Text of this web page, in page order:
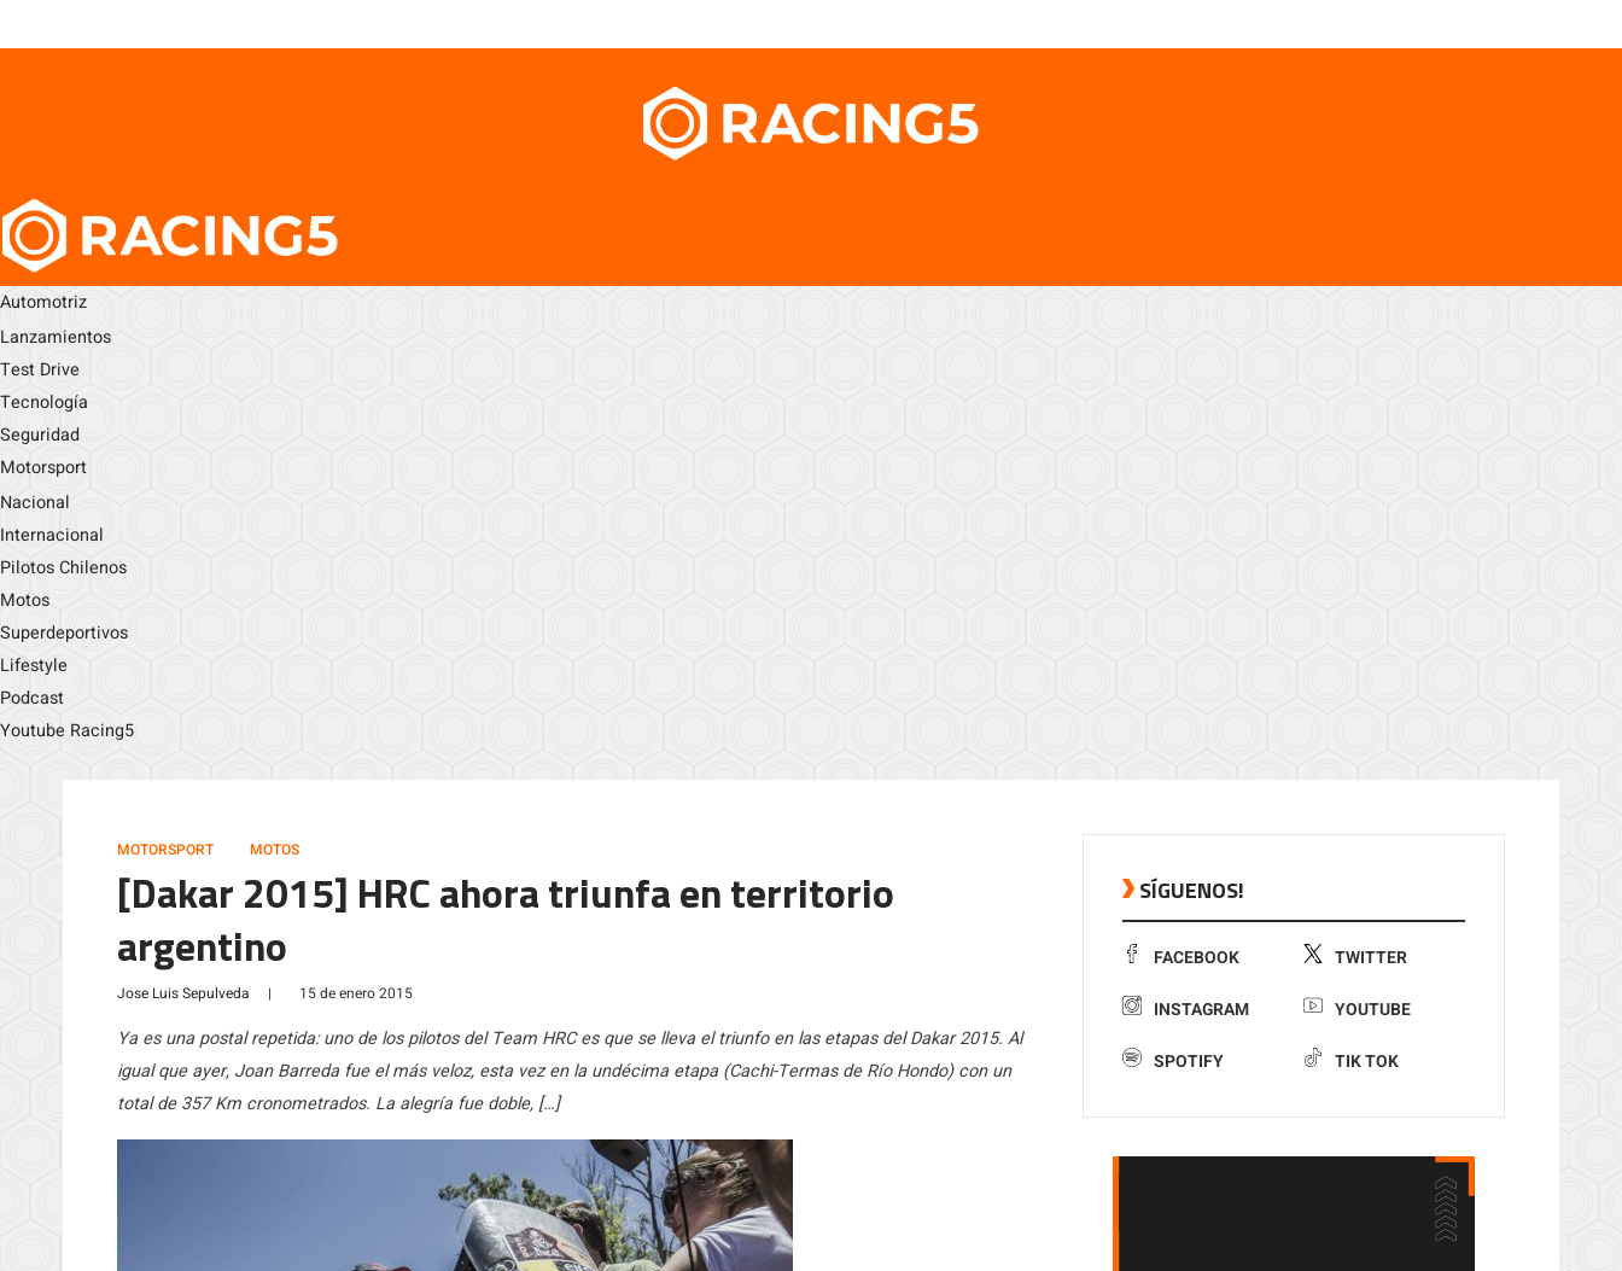
Automotriz
Lanzamientos
Test Drive
Tecnología
Seguridad
Motorsport
Nacional
Internacional
Pilotos Chilenos
Motos
Superdeportivos
Lifestyle
Podcast
Youtube Racing5
MOTORSPORT MOTOS
[Dakar 2015] HRC ahora triunfa en territorio
argentino
Jose Luis Sepulveda | 15 de enero 2015
Ya es una postal repetida: uno de los pilotos del Team HRC es que se lleva el triunfo en las etapas del Dakar 2015. Al
igual que ayer, Joan Barreda fue el más veloz, esta vez en la undécima etapa (Cachi-Termas de Río Hondo) con un
total de 357 Km cronometrados. La alegría fue doble, […]
SÍGUENOS!
FACEBOOK TWITTER
INSTAGRAM YOUTUBE
SPOTIFY TIK TOK